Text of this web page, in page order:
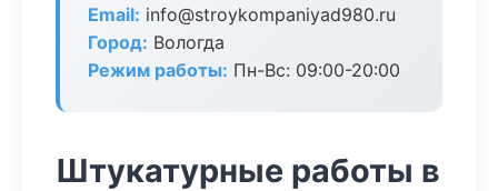
Email: info@stroykompaniyad980.ru
Город: Вологда
Режим работы: Пн-Вс: 09:00-20:00
Штукатурные работы в